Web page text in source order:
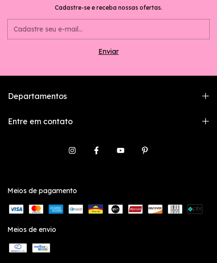
Cadastre-se e receba nossas ofertas.
Departamentos
Entre em contato
Meios de pagamento
Meios de envio